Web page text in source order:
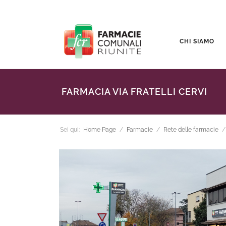
CHI SIAMO
FARMACIA VIA FRATELLI CERVI
Sei qui: Home Page / Farmacie / Rete delle farmacie /